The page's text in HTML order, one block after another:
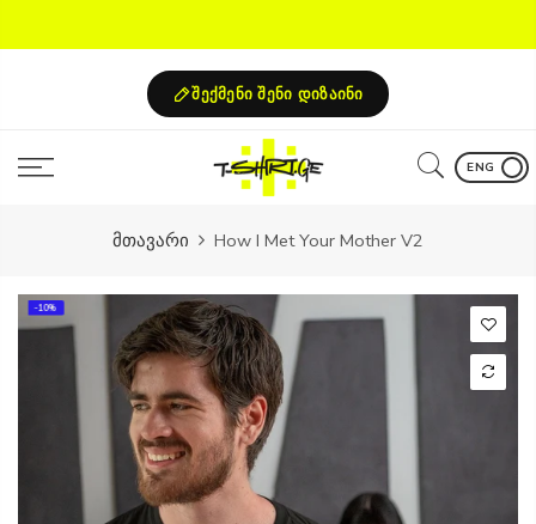
შექმენი შენი დიზაინი
ENG
მთავარი How I Met Your Mother V2
-10%